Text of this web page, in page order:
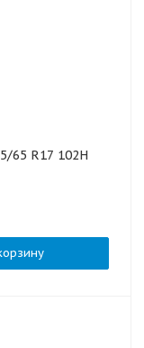
65 R17 102H